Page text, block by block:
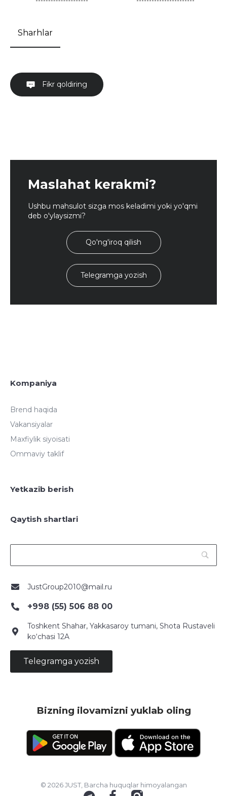
Sharhlar
Fikr qoldiring
Maslahat kerakmi?
Ushbu mahsulot sizga mos keladimi yoki yo'qmi
deb o'ylaysizmi?
Qo'ng'iroq qilish
Telegramga yozish
Kompaniya
Brend haqida
Vakansiyalar
Maxfiylik siyoisati
Ommaviy taklif
Yetkazib berish
Qaytish shartlari
JustGroup2010@mail.ru
+998 (55) 506 88 00
Toshkent Shahar, Yakkasaroy tumani, Shota Rustaveli
ko‘chasi 12A
Telegramga yozish
Bizning ilovamizni yuklab oling
© 2026 JUST, Barcha huquqlar himoyalangan